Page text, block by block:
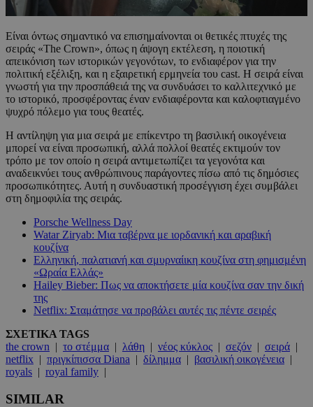
Είναι όντως σημαντικό να επισημαίνονται οι θετικές πτυχές της
σειράς «The Crown», όπως η άψογη εκτέλεση, η ποιοτική
απεικόνιση των ιστορικών γεγονότων, το ενδιαφέρον για την
πολιτική εξέλιξη, και η εξαιρετική ερμηνεία του cast. Η σειρά είναι
γνωστή για την προσπάθειά της να συνδυάσει το καλλιτεχνικό με
το ιστορικό, προσφέροντας έναν ενδιαφέροντα και καλοφτιαγμένο
ψυχρό πόλεμο για τους θεατές.
Η αντίληψη για μια σειρά με επίκεντρο τη βασιλική οικογένεια
μπορεί να είναι προσωπική, αλλά πολλοί θεατές εκτιμούν τον
τρόπο με τον οποίο η σειρά αντιμετωπίζει τα γεγονότα και
αναδεικνύει τους ανθρώπινους παράγοντες πίσω από τις δημόσιες
προσωπικότητες. Αυτή η συνδυαστική προσέγγιση έχει συμβάλει
στη δημοφιλία της σειράς.
Porsche Wellness Day
Watar Ziryab: Μια ταβέρνα με ιορδανική και αραβική
κουζίνα
Ελληνική, παλατιανή και σμυρναίικη κουζίνα στη φημισμένη
«Ωραία Ελλάς»
Hailey Bieber: Πως να αποκτήσετε μία κουζίνα σαν την δική
της
Netflix: Σταμάτησε να προβάλει αυτές τις πέντε σειρές
ΣΧΕΤΙΚΑ TAGS
the crown | το στέμμα | λάθη | νέος κύκλος | σεζόν | σειρά |
netflix | πριγκίπισσα Diana | δίλημμα | βασιλική οικογένεια |
royals | royal family |
SIMILAR